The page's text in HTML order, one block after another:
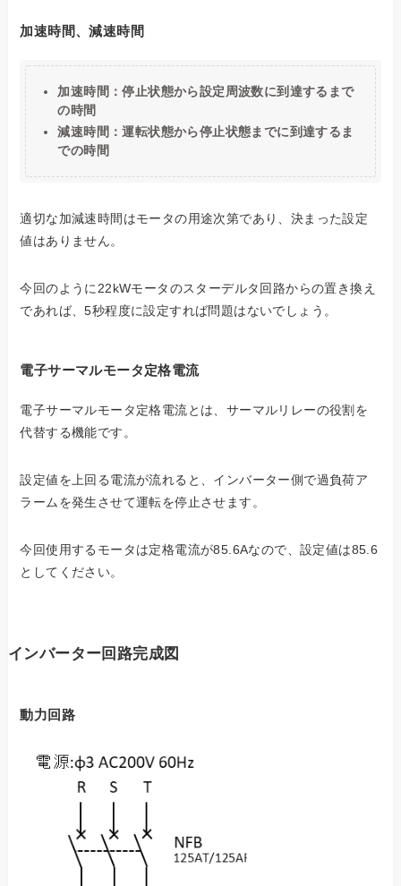
加速時間、減速時間
加速時間：停止状態から設定周波数に到達するまで
の時間
減速時間：運転状態から停止状態までに到達するま
での時間
適切な加減速時間はモータの用途次第であり、決まった設定
値はありません。
今回のように22kWモータのスターデルタ回路からの置き換え
であれば、5秒程度に設定すれば問題はないでしょう。
電子サーマルモータ定格電流
電子サーマルモータ定格電流とは、サーマルリレーの役割を
代替する機能です。
設定値を上回る電流が流れると、インバーター側で過負荷ア
ラームを発生させて運転を停止させます。
今回使用するモータは定格電流が85.6Aなので、設定値は85.6
としてください。
インバーター回路完成図
動力回路